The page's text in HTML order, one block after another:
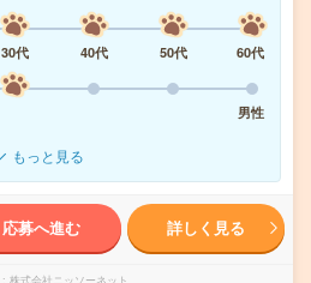
30代 40代 50代
60代
男性
もっと見る
応募へ進む 詳しく見る